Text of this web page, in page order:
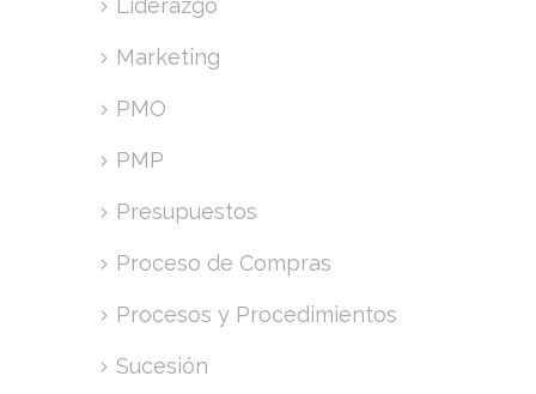
Liderazgo
Marketing
PMO
PMP
Presupuestos
Proceso de Compras
Procesos y Procedimientos
Sucesión